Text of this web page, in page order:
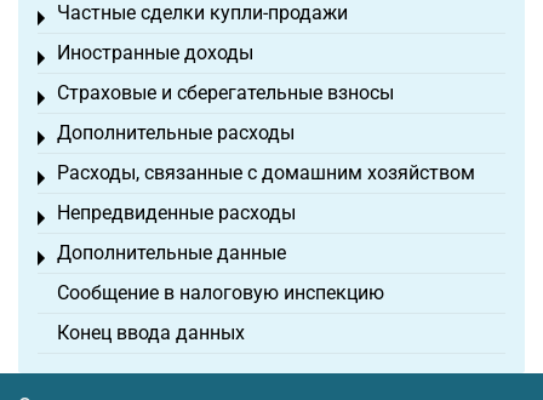
Частные сделки купли-продажи
Toggle menu
Иностранные доходы
Toggle menu
Страховые и сберегательные взносы
Toggle menu
Дополнительные расходы
Toggle menu
Расходы, связанные с домашним хозяйством
Toggle menu
Непредвиденные расходы
Toggle menu
Дополнительные данные
Toggle menu
Сообщение в налоговую инспекцию
Конец ввода данных